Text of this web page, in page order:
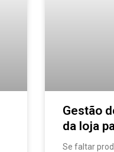
Gestão
da loja
Se faltar